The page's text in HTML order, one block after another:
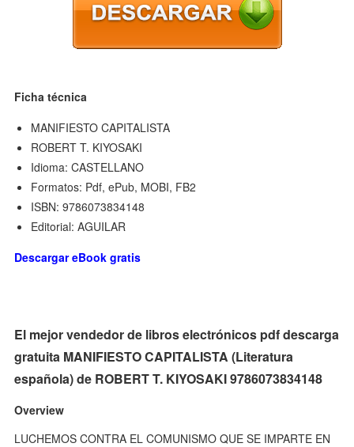
Ficha técnica
MANIFIESTO CAPITALISTA
ROBERT T. KIYOSAKI
Idioma: CASTELLANO
Formatos: Pdf, ePub, MOBI, FB2
ISBN: 9786073834148
Editorial: AGUILAR
Descargar eBook gratis
El mejor vendedor de libros electrónicos pdf descarga
gratuita MANIFIESTO CAPITALISTA (Literatura
española) de ROBERT T. KIYOSAKI 9786073834148
Overview
LUCHEMOS CONTRA EL COMUNISMO QUE SE IMPARTE EN